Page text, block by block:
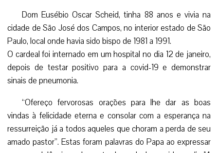
Dom Eusébio Oscar Scheid, tinha 88 anos e vivia na
cidade de São José dos Campos, no interior estado de São
Paulo, local onde havia sido bispo de 1981 a 1991.
O cardeal foi internado em um hospital no dia 12 de janeiro,
depois de testar positivo para a covid-19 e demonstrar
sinais de pneumonia.
“Ofereço fervorosas orações para lhe dar as boas
vindas à felicidade eterna e consolar com a esperança na
ressurreição já a todos aqueles que choram a perda de seu
amado pastor”. Estas foram palavras do Papa ao expressar